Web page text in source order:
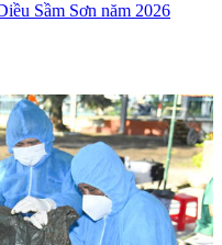
Sầm Sơn năm 2026